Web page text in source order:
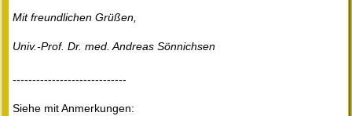
Mit freundlichen Grüßen,
Univ.-Prof. Dr. med. Andreas Sönnichsen
-----------------------------
Siehe mit Anmerkungen: